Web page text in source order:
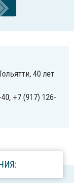
40 лет
+7 (917) 126-